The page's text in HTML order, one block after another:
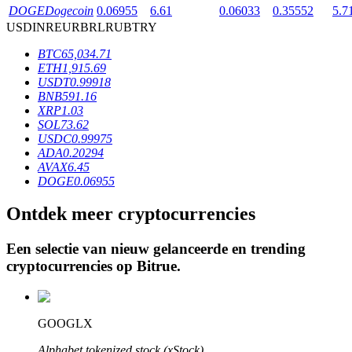
BTR-vergrendelingen
Exclusieve beleggingen voor BTR-houders
Door crypto ondersteunde leenservice
DOGEDogecoin 0.06955 6.61 0.06033 0.35552
USDINREURBRLRUBTRY
BTC65,034.71
ETH1,915.69
USDT0.99918
BNB591.16
XRP1.03
SOL73.62
USDC0.99975
ADA0.20294
AVAX6.45
DOGE0.06955
Ontdek meer cryptocurrencies
Een selectie van nieuw gelanceerde en trending
cryptocurrencies op Bitrue.
GOOGLX